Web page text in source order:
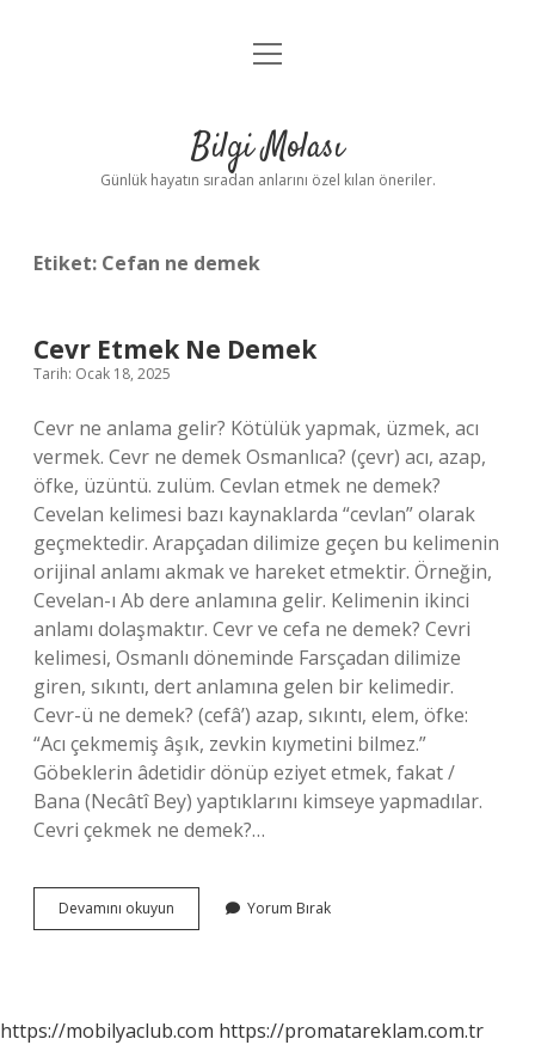
Anasayfa
Yasal Uyarı
menüyü
Bilgi Molası
Günlük hayatın sıradan anlarını özel kılan öneriler.
Etiket: Cefan ne demek
Cevr Etmek Ne Demek
Tarih: Ocak 18, 2025
Cevr ne anlama gelir? Kötülük yapmak, üzmek, acı
vermek. Cevr ne demek Osmanlıca? (çevr) acı, azap,
öfke, üzüntü. zulüm. Cevlan etmek ne demek?
Cevelan kelimesi bazı kaynaklarda “cevlan” olarak
geçmektedir. Arapçadan dilimize geçen bu kelimenin
orijinal anlamı akmak ve hareket etmektir. Örneğin,
Cevelan-ı Ab dere anlamına gelir. Kelimenin ikinci
anlamı dolaşmaktır. Cevr ve cefa ne demek? Cevri
kelimesi, Osmanlı döneminde Farsçadan dilimize
giren, sıkıntı, dert anlamına gelen bir kelimedir.
Cevr-ü ne demek? (cefâ’) azap, sıkıntı, elem, öfke:
“Acı çekmemiş âşık, zevkin kıymetini bilmez.”
Göbeklerin âdetidir dönüp eziyet etmek, fakat /
Bana (Necâtî Bey) yaptıklarını kimseye yapmadılar.
Cevri çekmek ne demek?…
Devamını okuyun
Etmek
Yorum Bırak
https://mobilyaclub.com https://promatareklam.com.tr